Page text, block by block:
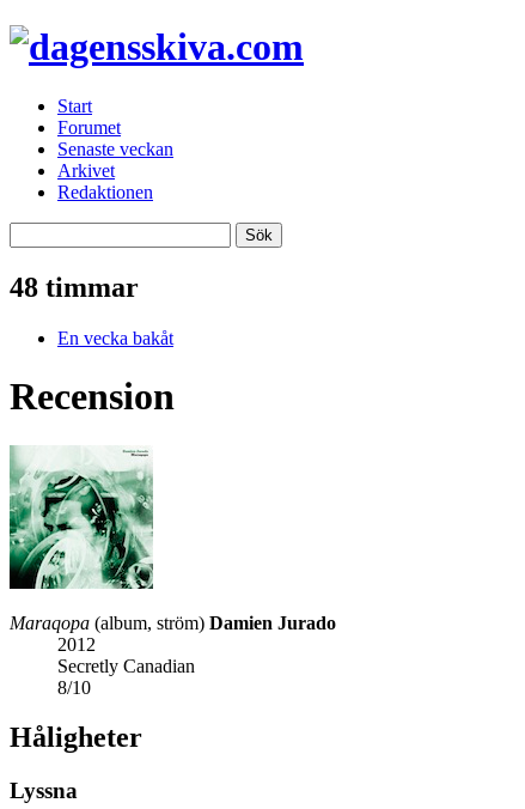
Start
Forumet
Senaste veckan
Arkivet
Redaktionen
48 timmar
En vecka bakåt
Recension
Maraqopa (album, ström) Damien Jurado
2012
Secretly Canadian
8/10
Håligheter
Lyssna